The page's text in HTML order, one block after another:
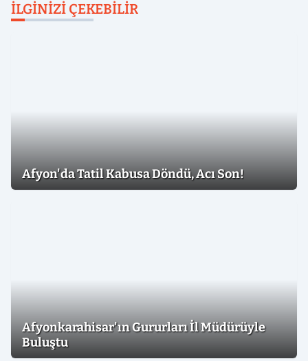
İLGINIZI ÇEKEBILIR
Afyon'da Tatil Kabusa Döndü, Acı Son!
Afyonkarahisar'ın Gururları İl Müdürüyle
Buluştu